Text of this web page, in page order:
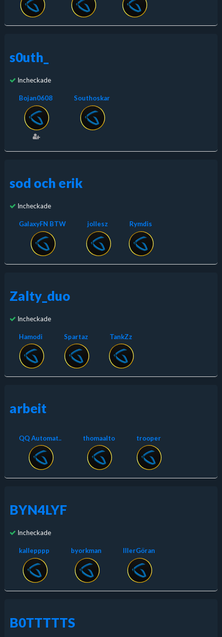
s0uth_
Incheckade
Bojan0608 Southoskar
sod och erik
Incheckade
GalaxyFN BTW jollesz Rymdis
Zalty_duo
Incheckade
Hamodi Spartaz TankZz
arbeit
QQ Automat.. thomaalto trooper
BYN4LYF
Incheckade
kallepppp byorkman IllerGöran
B0TTTTTS